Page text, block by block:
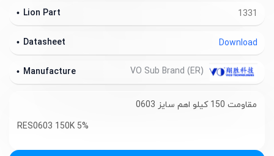
1331
Lion Part
Download
Datasheet
Manufacture
مقاومت 150 کیلو اهم سایز 0603
RES0603 150K 5%